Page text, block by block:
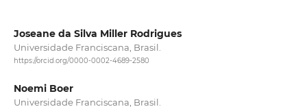
Joseane da Silva Miller Rodrigues
Universidade Franciscana, Brasil.
https://orcid.org/0000-0002-4689-2580
Noemi Boer
Universidade Franciscana, Brasil.